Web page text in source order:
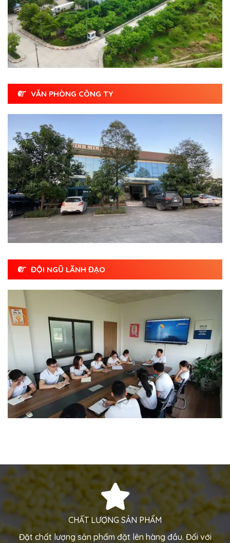
VĂN PHÒNG CÔNG TY
ĐỘI NGŨ LÃNH ĐẠO
CHẤT LƯỢNG SẢN PHẨM
Đặt chất lượng sản phẩm đặt lên hàng đầu. Đối với